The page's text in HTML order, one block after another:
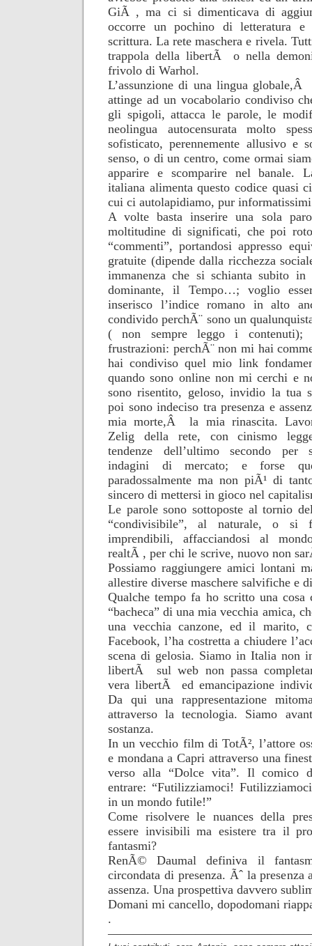
GiÃ , ma ci si dimenticava di
occorre un pochino di letteratura
scrittura. La rete maschera e rivela.
trappola della libertÃ o nella
frivolo di Warhol.
L’assunzione di una lingua
attinge ad un vocabolario condiviso
gli spigoli, attacca le parole, le
neolingua autocensurata molto
sofisticato, perennemente allusivo e
senso, o di un centro, come ormai
apparire e scomparire nel banale.
italiana alimenta questo codice quasi
cui ci autolapidiamo, pur
A volte basta inserire una sola
moltitudine di significati, che poi
“commenti”, portandosi appresso
gratuite (dipende dalla ricchezza
immanenza che si schianta subito
dominante, il Tempo…; voglio
inserisco l’indice romano in alto
condivido perchÃ¨ sono un
( non sempre leggo i contenuti);
frustrazioni: perchÃ¨ non mi hai
hai condiviso quel mio link
quando sono online non mi cerchi e
sono risentito, geloso, invidio la tua
poi sono indeciso tra presenza e
mia morte,Â la mia rinascita.
Zelig della rete, con cinismo
tendenze dell’ultimo secondo per
indagini di mercato; e forse
paradossalmente ma non piÃ¹ di
sincero di mettersi in gioco nel
Le parole sono sottoposte al tornio
“condivisibile”, al naturale, o si
imprendibili, affacciandosi al
realtÃ , per chi le scrive, nuovo non
Possiamo raggiungere amici lontani
allestire diverse maschere salvifiche e
Qualche tempo fa ho scritto una cosa
“bacheca” di una mia vecchia amica,
una vecchia canzone, ed il marito,
Facebook, l’ha costretta a chiudere
scena di gelosia. Siamo in Italia non
libertÃ sul web non passa
vera libertÃ ed emancipazione
Da qui una rappresentazione
attraverso la tecnologia. Siamo
sostanza.
In un vecchio film di TotÃ², l’attore
e mondana a Capri attraverso una
verso alla “Dolce vita”. Il comico
entrare: “Futilizziamoci!
in un mondo futile!”
Come risolvere le nuances della
essere invisibili ma esistere tra il
fantasmi?
RenÃ© Daumal definiva il
circondata di presenza. Ãˆ la presenza
assenza. Una prospettiva davvero
Domani mi cancello, dopodomani
.